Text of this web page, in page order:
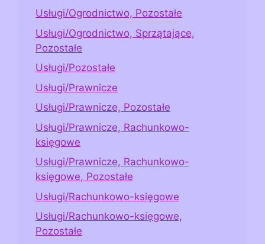
Usługi/Ogrodnictwo, Pozostałe
Usługi/Ogrodnictwo, Sprzątające,
Pozostałe
Usługi/Pozostałe
Usługi/Prawnicze
Usługi/Prawnicze, Pozostałe
Usługi/Prawnicze, Rachunkowo-
księgowe
Usługi/Prawnicze, Rachunkowo-
księgowe, Pozostałe
Usługi/Rachunkowo-księgowe
Usługi/Rachunkowo-księgowe,
Pozostałe